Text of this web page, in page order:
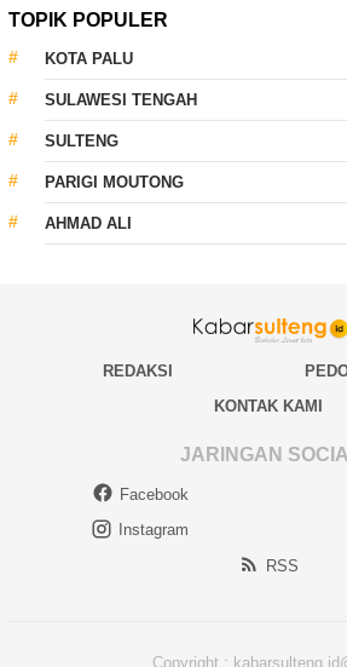
TOPIK POPULER
KOTA PALU
SULAWESI TENGAH
SULTENG
PARIGI MOUTONG
AHMAD ALI
REDAKSI
KONTAK KAMI
JARINGAN
Facebook
Instagram
RSS
Copyright :